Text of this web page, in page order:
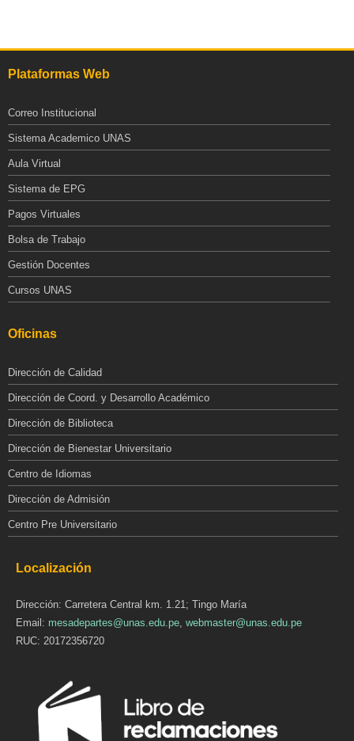
Plataformas Web
Correo Institucional
Sistema Academico UNAS
Aula Virtual
Sistema de EPG
Pagos Virtuales
Bolsa de Trabajo
Gestión Docentes
Cursos UNAS
Oficinas
Dirección de Calidad
Dirección de Coord. y Desarrollo Académico
Dirección de Biblioteca
Dirección de Bienestar Universitario
Centro de Idiomas
Dirección de Admisión
Centro Pre Universitario
Localización
Dirección: Carretera Central km. 1.21; Tingo María
Email: mesadepartes@unas.edu.pe, webmaster@unas.edu.pe
RUC: 20172356720